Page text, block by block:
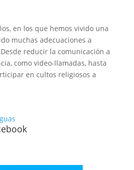
en los que hemos vivido una
muchas adecuaciones a
reducir la comunicación a
como video-llamadas, hasta
en cultos religiosos a